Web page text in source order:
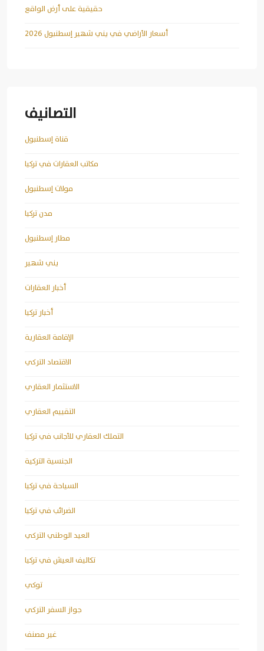
حقيقية على أرض الواقع
أسعار الأراضي في يني شهير إسطنبول 2026
التصانيف
قناة إسطنبول
مكاتب العقارات في تركيا
مولات إسطنبول
مدن تركيا
مطار إسطنبول
يني شهير
أخبار العقارات
أخبار تركيا
الإقامة العقارية
الاقتصاد التركي
الاستثمار العقاري
التقييم العقاري
التملك العقاري للأجانب في تركيا
الجنسية التركية
السياحة في تركيا
الضرائب في تركيا
العيد الوطني التركي
تكاليف العيش في تركيا
توكي
جواز السفر التركي
غير مصنف